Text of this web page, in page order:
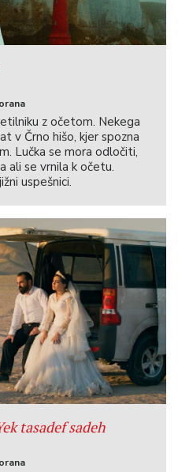
z očetom. Nekega
v Črno hišo, kjer spozna
Lučka se mora odločiti,
ali se vrnila k očetu.
uspešnici.
tasadef sadeh